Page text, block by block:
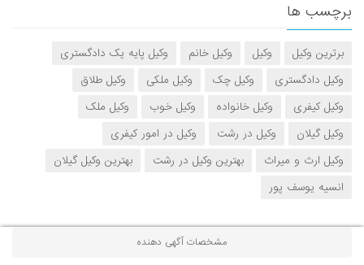
برچسب ها
برترین وکیل وکیل وکیل خانم
وکیل پایه یک دادگستری
وکیل دادگستری
وکیل چک وکیل ملکی
وکیل طلاق
وکیل کیفری
وکیل خانواده وکیل خوب
وکیل ملک
وکیل گیلان
وکیل در رشت
وکیل در امور کیفری
وکیل ارث و میراث
بهترین وکیل در رشت
بهترین وکیل گیلان
انسیه یوسف پور
مشخصات آگهی دهنده